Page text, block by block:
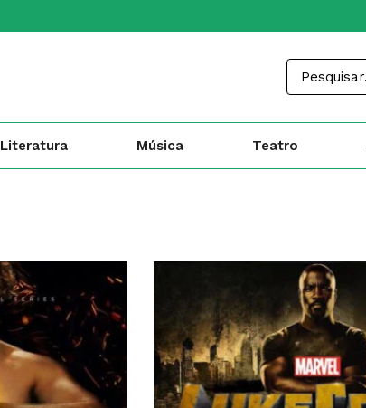
Literatura Música Teatro